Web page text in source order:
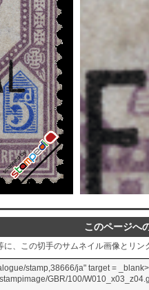
このページへ
、この切手のサムネイル画像とリン